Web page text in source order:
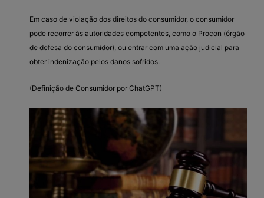
Em caso de violação dos direitos do consumidor, o consumidor
pode recorrer às autoridades competentes, como o Procon (órgão
de defesa do consumidor), ou entrar com uma ação judicial para
obter indenização pelos danos sofridos.
(Definição de Consumidor por ChatGPT)